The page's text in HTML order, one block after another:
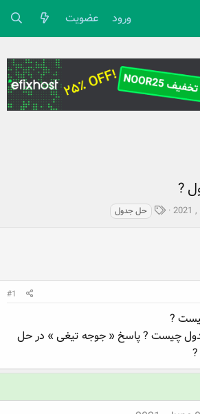
ورود عضویت
?
2021
ب
ه
حل جدول
#1
?
چیست ? پاسخ « جوجه تیغی » در حل